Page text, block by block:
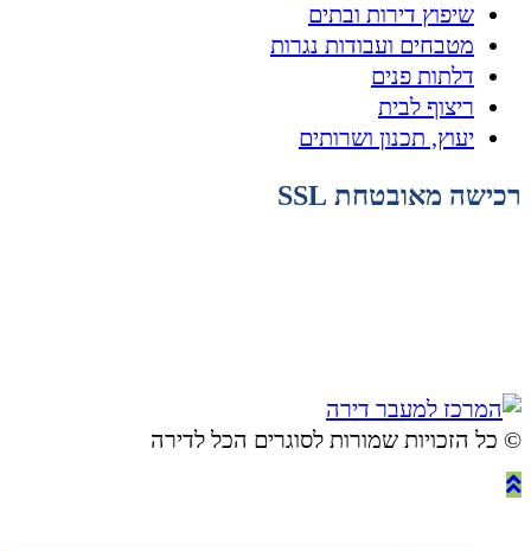
שיפוץ דירות ובתים
מטבחים ועבודות נגרות
דלתות פנים
ריצוף לבית
יעוץ, תכנון ושרותים
רכישה מאובטחת SSL
© ​כל הזכויות שמורות לסוגרים הכל לדירה